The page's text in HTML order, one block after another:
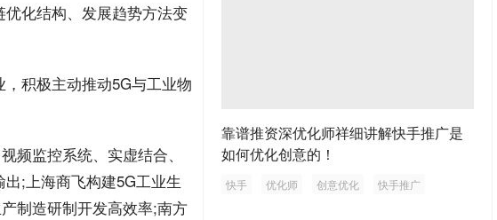
优化结构、发展趋势方法变
积极主动推动5G与工业物
视频监控系统、实虚结合、
出;上海商飞构建5G工业生
制造研制开发高效率;南方
靠谱推资深优化师祥细讲解快手推广是
如何优化创意的！
快手 优化师 创意优化 快手推广